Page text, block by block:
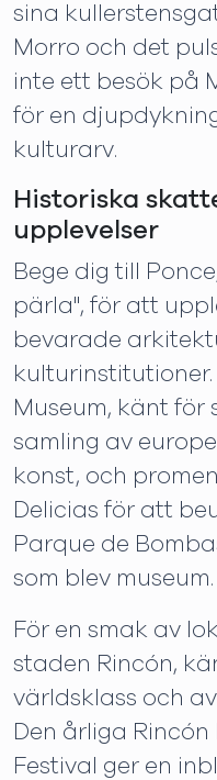
sina
Morro och det
inte ett besök på
för en
kulturarv.
Historiska
upplevelser
Bege dig till
pärla", för att
bevarade
kulturinstitutioner.
Museum, känt för
samling av
konst, och
Delicias för att
Parque de
som blev museum.
För en smak av
staden Rincón,
världsklass och
Den årliga
Festival ger en